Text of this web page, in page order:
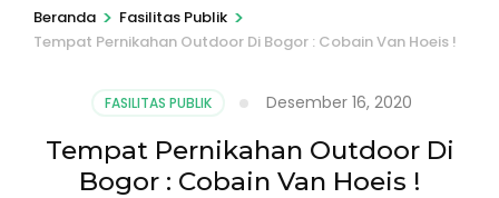
Beranda > Fasilitas Publik >
Tempat Pernikahan Outdoor Di Bogor : Cobain Van Hoeis !
FASILITAS PUBLIK Desember 16, 2020
Tempat Pernikahan Outdoor Di
Bogor : Cobain Van Hoeis !